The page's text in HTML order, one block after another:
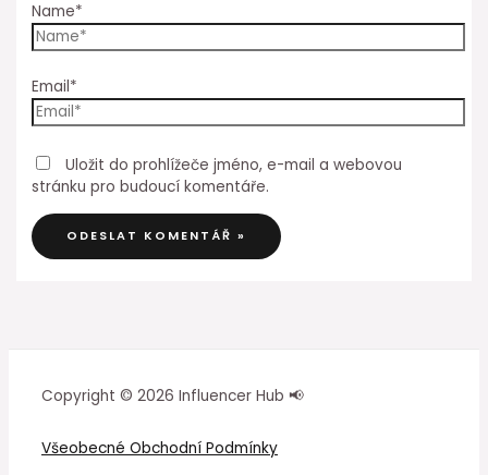
Name*
Email*
Uložit do prohlížeče jméno, e-mail a webovou
stránku pro budoucí komentáře.
Copyright © 2026 Influencer Hub 📢
Všeobecné Obchodní Podmínky